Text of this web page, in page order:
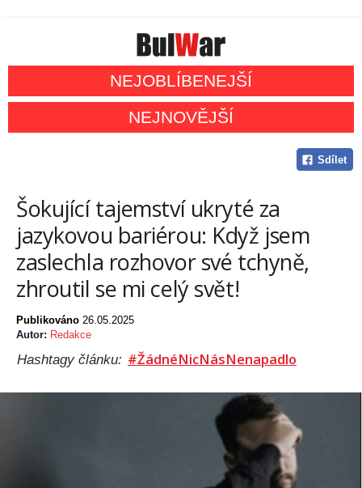
NEJOBLÍBENEJŠÍ
NEJNOVĚJŠÍ
Sdílet
Šokující tajemství ukryté za
jazykovou bariérou: Když jsem
zaslechla rozhovor své tchyně,
zhroutil se mi celý svět!
Publikováno 26.05.2025
Autor: Redakce
Hashtagy článku: #ŽádnéNicNásNenapadlo